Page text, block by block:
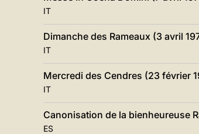
IT
Dimanche des Rameaux (3 avril
IT
Mercredi des Cendres (23 février
IT
Canonisation de la bienheureuse
ES